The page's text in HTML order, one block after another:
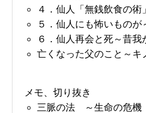
４．仙人「無銭飲食の術
５．仙人にも怖いものが
６．仙人再会と死～昔我
亡くなった父のこと～キ
メモ、切り抜き
三脈の法 ～生命の危